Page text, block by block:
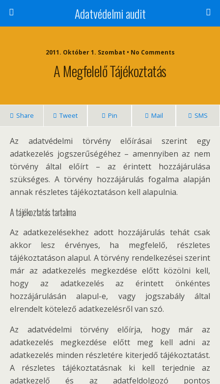
Adatvédelmi audit
2011. Október 1. Szombat • No Comments
A Megfelelő Tájékoztatás
Share Tweet Pin Mail SMS
Az adatvédelmi törvény előírásai szerint egy
adatkezelés jogszerűségéhez – amennyiben az nem
törvény által előírt – az érintett hozzájárulása
szükséges. A törvény hozzájárulás fogalma alapján
annak részletes tájékoztatáson kell alapulnia.
A tájékoztatás tartalma
Az adatkezelésekhez adott hozzájárulás tehát csak
akkor lesz érvényes, ha megfelelő, részletes
tájékoztatáson alapul. A törvény rendelkezései szerint
már az adatkezelés megkezdése előtt közölni kell,
hogy az adatkezelés az érintett önkéntes
hozzájárulásán alapul-e, vagy jogszabály által
elrendelt kötelező adatkezelésről van szó.
Az adatvédelmi törvény előírja, hogy már az
adatkezelés megkezdése előtt meg kell adni az
adatkezelés minden részletére kiterjedő tájékoztatást.
A részletes tájékoztatásnak ki kell terjednie az
adatkezelő és az adatfeldolgozó pontos